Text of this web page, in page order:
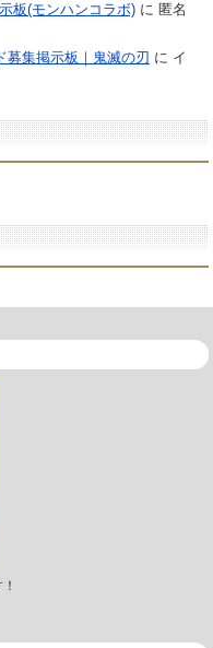
板(モンハンコラボ)に 匿名
募集掲示板｜鬼滅の刃 に イ